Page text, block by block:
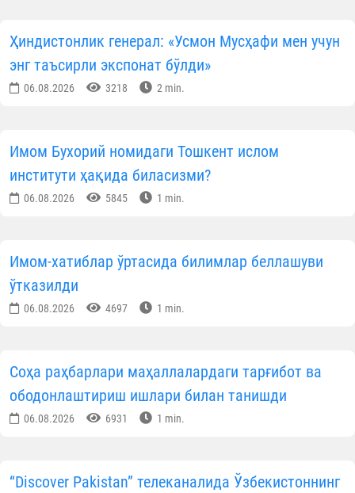
Ҳиндистонлик генерал: «Усмон Мусҳафи мен учун
энг таъсирли экспонат бўлди»
06.08.2026 3218 2 min.
Имом Бухорий номидаги Тошкент ислом
институти ҳақида биласизми?
06.08.2026 5845 1 min.
Имом-хатиблар ўртасида билимлар беллашуви
ўтказилди
06.08.2026 4697 1 min.
Соҳа раҳбарлари маҳаллалардаги тарғибот ва
ободонлаштириш ишлари билан танишди
06.08.2026 6931 1 min.
“Discover Pakistan” телеканалида Ўзбекистоннинг